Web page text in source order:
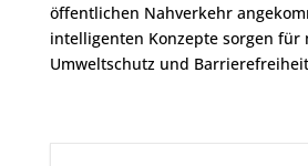
öffentlichen Nahverkehr
intelligenten Konzepte sorgen für
Umweltschutz und